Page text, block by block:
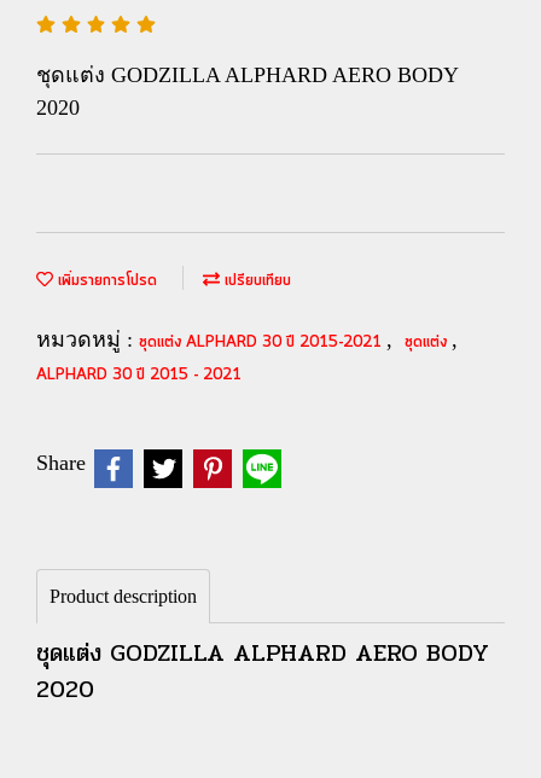
ชุดแต่ง GODZILLA ALPHARD AERO BODY
2020
เพิ่มรายการโปรด เปรียบเทียบ
หมวดหมู่ : ชุดแต่ง ALPHARD 30 ปี 2015-2021 , ชุดแต่ง ,
ALPHARD 30 ปี 2015 - 2021
Share
Product description
ชุดแต่ง GODZILLA ALPHARD AERO BODY
2020